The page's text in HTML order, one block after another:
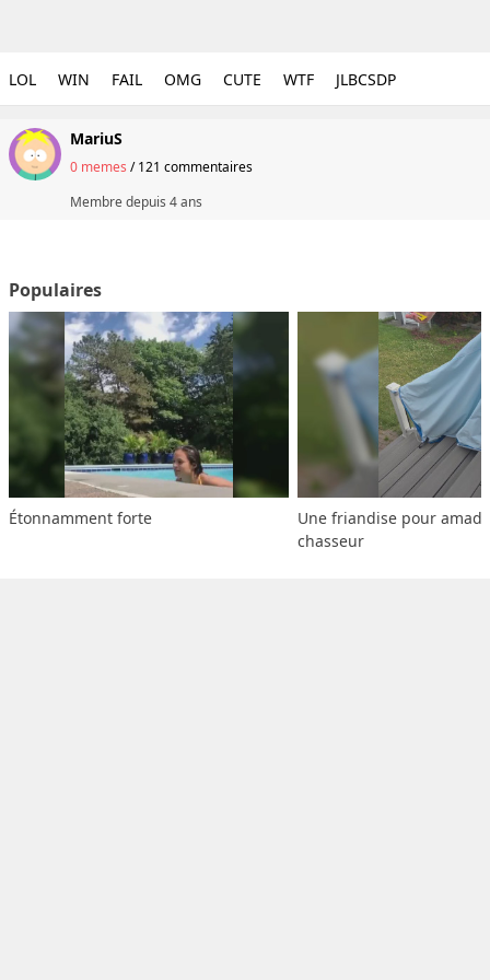
LOL WIN FAIL OMG CUTE WTF JLBCSDP
MariuS
0 memes /121 commentaires
Membre depuis 4 ans
Populaires
Étonnamment forte
Une friandise pour
chasseur